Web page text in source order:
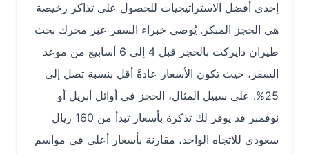
إحدى أفضل الاستراتيجيات للحصول على تذاكر رخيصة
هي الحجز المبكر. يُوصي خبراء السفر عبر محرك بحث
طيران دايركت بالحجز قبل 4 إلى 6 أسابيع من موعد
السفر، حيث تكون الأسعار عادةً أقل بنسبة تصل إلى
25%. على سبيل المثال، الحجز في أوائل أبريل أو
نوفمبر قد يوفر لك تذكرة بأسعار تبدأ من 160 ريال
سعودي للاتجاه الواحد، مقارنة بأسعار أعلى في مواسم